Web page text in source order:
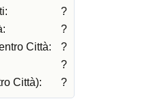
?
?
Città:
?
?
Città):
?